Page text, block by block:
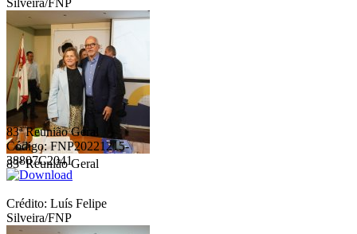
83ª Reunião Geral
83ª Reunião Geral
Código: FNP20221215-
38807C2041
Crédito: Luís Felipe
Silveira/FNP